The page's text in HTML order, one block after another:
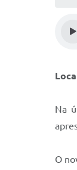
Na
O